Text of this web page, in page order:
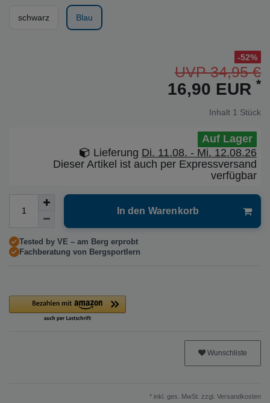
schwarz Blau
-52%
UVP 34,95 €
16,90 EUR *
Inhalt 1 Stück
Auf Lager
Lieferung Di. 11.08. - Mi. 12.08.26
Dieser Artikel ist auch per Expressversand
verfügbar
In den Warenkorb
Tested by VE – am Berg erprobt
Fachberatung von Bergsportlern
Wunschliste
* inkl. ges. MwSt. zzgl. Versandkosten